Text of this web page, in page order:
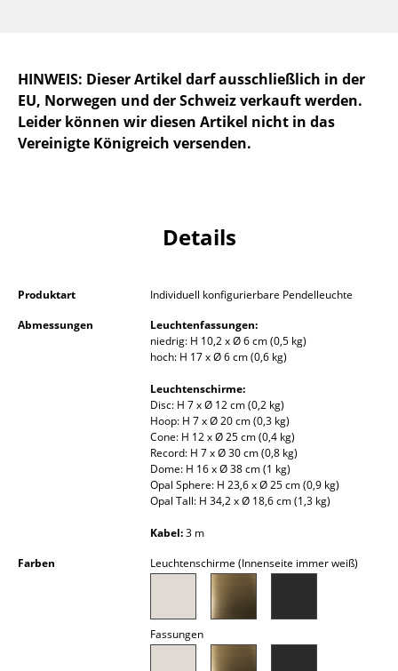
Tischleuchten
Schreibtischleuchten
Stehleuchten & Leseleuchten
Akkuleuchten
... alle Leuchten
HINWEIS: Dieser Artikel darf ausschließlich in der
EU, Norwegen und der Schweiz verkauft werden.
Leider können wir diesen Artikel nicht in das
Vereinigte Königreich versenden.
Details
Produktart
Individuell konfigurierbare Pendelleuchte
Abmessungen
Leuchtenfassungen:
niedrig: H 10,2 x Ø 6 cm (0,5 kg)
hoch: H 17 x Ø 6 cm (0,6 kg)
Leuchtenschirme:
Disc: H 7 x Ø 12 cm (0,2 kg)
Hoop: H 7 x Ø 20 cm (0,3 kg)
Cone: H 12 x Ø 25 cm (0,4 kg)
Record: H 7 x Ø 30 cm (0,8 kg)
Dome: H 16 x Ø 38 cm (1 kg)
Opal Sphere: H 23,6 x Ø 25 cm (0,9 kg)
Opal Tall: H 34,2 x Ø 18,6 cm (1,3 kg)
Kabel:3 m
Farben
Leuchtenschirme (Innenseite immer weiß)
Fassungen